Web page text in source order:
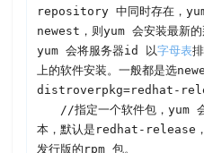
repository 中同时存在，
newest，则yum 会安装最新
yum 会将服务器id 以字母表
上的软件安装。一般都是选
distroverpkg=redhat-
//指定一个软件包，yum 会
本，默认是redhat-release，
发行版的rpm 包。